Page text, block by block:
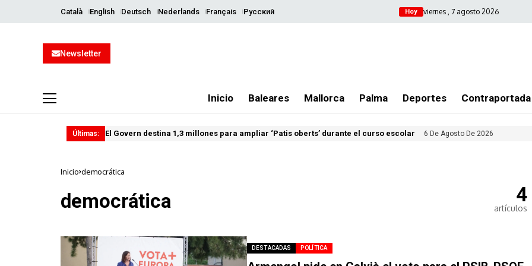
Català English Deutsch Nederlands Français Русский Hoy viernes , 7 agosto 2026
Newsletter
Inicio Baleares Mallorca Palma Deportes Contraportada
Últimas: El Govern destina 1,3 millones para ampliar ‘Patis oberts’ durante el curso escolar 6 De Agosto De 2026
Inicio democrática
democrática 4
artículos
DESTACADAS POLÍTICA